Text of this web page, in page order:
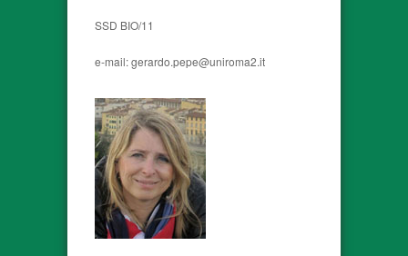
SSD BIO/11
e-mail: gerardo.pepe@uniroma2.it